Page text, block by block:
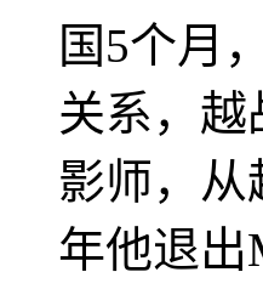
国5个月
关系，
影师，从
年他退出